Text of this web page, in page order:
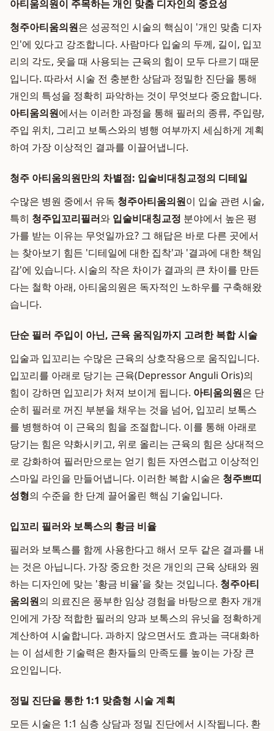
아티움의원이 주목하는 개인 맞춤 디자인의 중요성
청주아티움의원은 성공적인 시술의 핵심이 '개인 맞춤 디자
인'에 있다고 강조합니다. 사람마다 입술의 두께, 길이, 입꼬
리의 각도, 웃을 때 사용되는 근육의 힘이 모두 다르기 때문
입니다. 따라서 시술 전 충분한 상담과 정밀한 진단을 통해
개인의 특성을 정확히 파악하는 것이 무엇보다 중요합니다.
아티움의원에서는 이러한 과정을 통해 필러의 종류, 주입량,
주입 위치, 그리고 보톡스와의 병행 여부까지 세심하게 계획
하여 가장 이상적인 결과를 이끌어냅니다.
청주 아티움의원만의 차별점: 입술비대칭교정의 디테일
수많은 병원 중에서 유독 청주아티움의원이 입술 관련 시술,
특히 청주입꼬리필러와 입술비대칭교정 분야에서 높은 평
가를 받는 이유는 무엇일까요? 그 해답은 바로 다른 곳에서
는 찾아보기 힘든 '디테일에 대한 집착'과 '결과에 대한 책임
감'에 있습니다. 시술의 작은 차이가 결과의 큰 차이를 만든
다는 철학 아래, 아티움의원은 독자적인 노하우를 구축해왔
습니다.
단순 필러 주입이 아닌, 근육 움직임까지 고려한 복합 시술
입술과 입꼬리는 수많은 근육의 상호작용으로 움직입니다.
입꼬리를 아래로 당기는 근육(Depressor Anguli Oris)의
힘이 강하면 입꼬리가 처져 보이게 됩니다. 아티움의원은 단
순히 필러로 꺼진 부분을 채우는 것을 넘어, 입꼬리 보톡스
를 병행하여 이 근육의 힘을 조절합니다. 이를 통해 아래로
당기는 힘은 약화시키고, 위로 올리는 근육의 힘은 상대적으
로 강화하여 필러만으로는 얻기 힘든 자연스럽고 이상적인
스마일 라인을 만들어냅니다. 이러한 복합 시술은 청주쁘띠
성형의 수준을 한 단계 끌어올린 핵심 기술입니다.
입꼬리 필러와 보톡스의 황금 비율
필러와 보톡스를 함께 사용한다고 해서 모두 같은 결과를 내
는 것은 아닙니다. 가장 중요한 것은 개인의 근육 상태와 원
하는 디자인에 맞는 '황금 비율'을 찾는 것입니다. 청주아티
움의원의 의료진은 풍부한 임상 경험을 바탕으로 환자 개개
인에게 가장 적합한 필러의 양과 보톡스의 유닛을 정확하게
계산하여 시술합니다. 과하지 않으면서도 효과는 극대화하
는 이 섬세한 기술력은 환자들의 만족도를 높이는 가장 큰
요인입니다.
정밀 진단을 통한 1:1 맞춤형 시술 계획
모든 시술은 1:1 심층 상담과 정밀 진단에서 시작됩니다. 환